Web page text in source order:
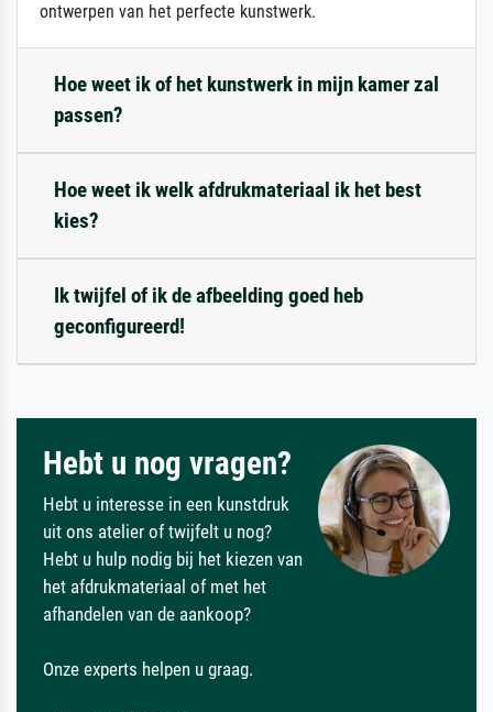
ontwerpen van het perfecte kunstwerk.
Hoe weet ik of het kunstwerk in mijn kamer zal
passen?
Hoe weet ik welk afdrukmateriaal ik het best
kies?
Ik twijfel of ik de afbeelding goed heb
geconfigureerd!
Hebt u nog vragen?
Hebt u interesse in een kunstdruk
uit ons atelier of twijfelt u nog?
Hebt u hulp nodig bij het kiezen van
het afdrukmateriaal of met het
afhandelen van de aankoop?
Onze experts helpen u graag.